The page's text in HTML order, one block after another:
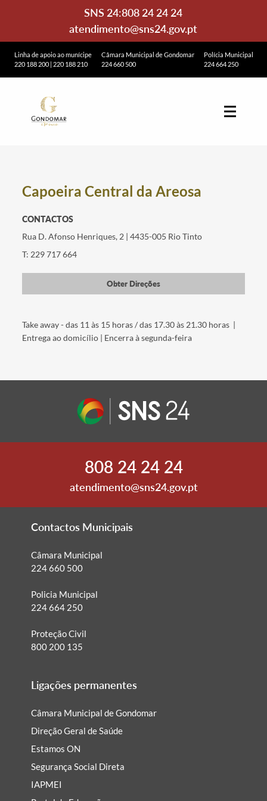
SNS 24:808 24 24 24
atendimento@sns24.gov.pt
Linha de apoio ao munícipe
220 188 200| 220 188 210
Câmara Municipal de Gondomar
224 660 500
Polícia Municipal
224 664 250
Capoeira Central da Areosa
CONTACTOS
Rua D. Afonso Henriques, 2 | 4435-005 Rio Tinto
T: 229 717 664
Obter Direções
Take away - das 11 às 15 horas / das 17.30 às 21.30 horas |
Entrega ao domicílio | Encerra à segunda-feira
808 24 24 24
atendimento@sns24.gov.pt
Contactos Municipais
Câmara Municipal
224 660 500
Policia Municipal
224 664 250
Proteção Civil
800 200 135
Ligações permanentes
Câmara Municipal de Gondomar
Direção Geral de Saúde
Estamos ON
Segurança Social Direta
IAPMEI